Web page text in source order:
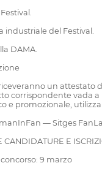
industriale del Festival.
DAMA.
un attestato
corrispondente vada
e promozionale,
— Sitges
CANDIDATURE E
9 marzo